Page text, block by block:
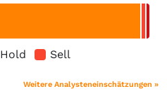
Hold
Sell
Weitere Analysteneinschätzungen »